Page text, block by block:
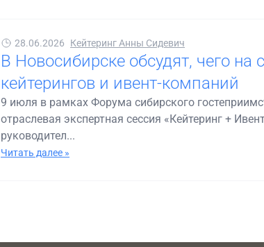
28.06.2026 Кейтеринг Анны Сидевич
В Новосибирске обсудят, чего
кейтерингов и ивент-компаний
9 июля в рамках Форума сибирского
отраслевая экспертная сессия «Кейтеринг +
руководител...
Читать далее »